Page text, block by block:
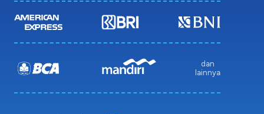
dan
lainnya